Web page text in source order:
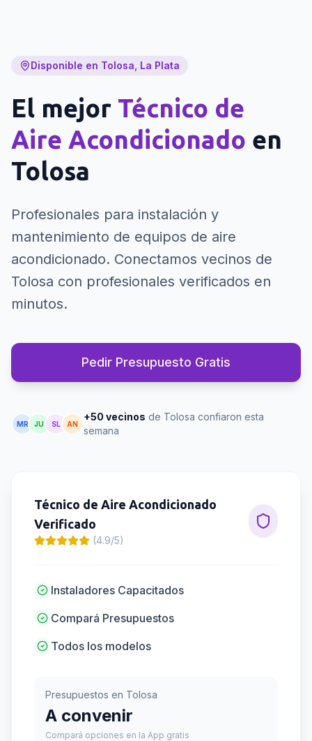
Disponible en Tolosa, La Plata
El mejor Técnico de
Aire Acondicionado en
Tolosa
Profesionales para instalación y
mantenimiento de equipos de aire
acondicionado. Conectamos vecinos de
Tolosa con profesionales verificados en
minutos.
Pedir Presupuesto Gratis
MR JU SL AN
+50 vecinos de Tolosa confiaron esta
semana
Técnico de Aire Acondicionado
Verificado
(4.9/5)
Instaladores Capacitados
Compará Presupuestos
Todos los modelos
Presupuestos en Tolosa
A convenir
Compará opciones en la App gratis